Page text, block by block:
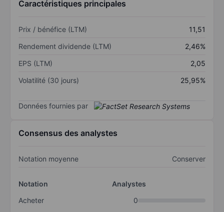
Caractéristiques principales
Prix / bénéfice (LTM)
11,51
Rendement dividende (LTM)
2,46%
EPS (LTM)
2,05
Volatilité (30 jours)
25,95%
Données fournies par
Consensus des analystes
Notation moyenne Conserver
Notation
Analystes
Acheter
0